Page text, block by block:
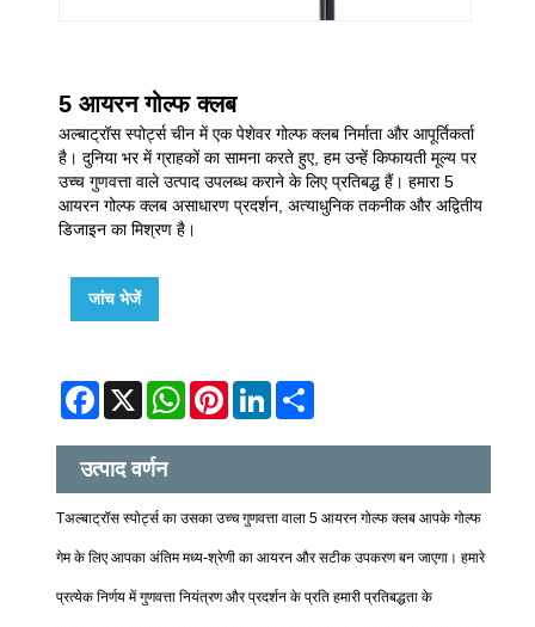
5 आयरन गोल्फ क्लब
अल्बाट्रॉस स्पोर्ट्स चीन में एक पेशेवर गोल्फ क्लब निर्माता और आपूर्तिकर्ता
है। दुनिया भर में ग्राहकों का सामना करते हुए, हम उन्हें किफायती मूल्य पर
उच्च गुणवत्ता वाले उत्पाद उपलब्ध कराने के लिए प्रतिबद्ध हैं। हमारा 5
आयरन गोल्फ क्लब असाधारण प्रदर्शन, अत्याधुनिक तकनीक और अद्वितीय
डिजाइन का मिश्रण है।
जांच भेजें
Facebook
X WhatsApp
Pinterest
LinkedIn
उत्पाद वर्णन
Tअल्बाट्रॉस स्पोर्ट्स का उसका उच्च गुणवत्ता वाला 5 आयरन गोल्फ क्लब आपके गोल्फ
गेम के लिए आपका अंतिम मध्य-श्रेणी का आयरन और सटीक उपकरण बन जाएगा। हमारे
प्रत्येक निर्णय में गुणवत्ता नियंत्रण और प्रदर्शन के प्रति हमारी प्रतिबद्धता के